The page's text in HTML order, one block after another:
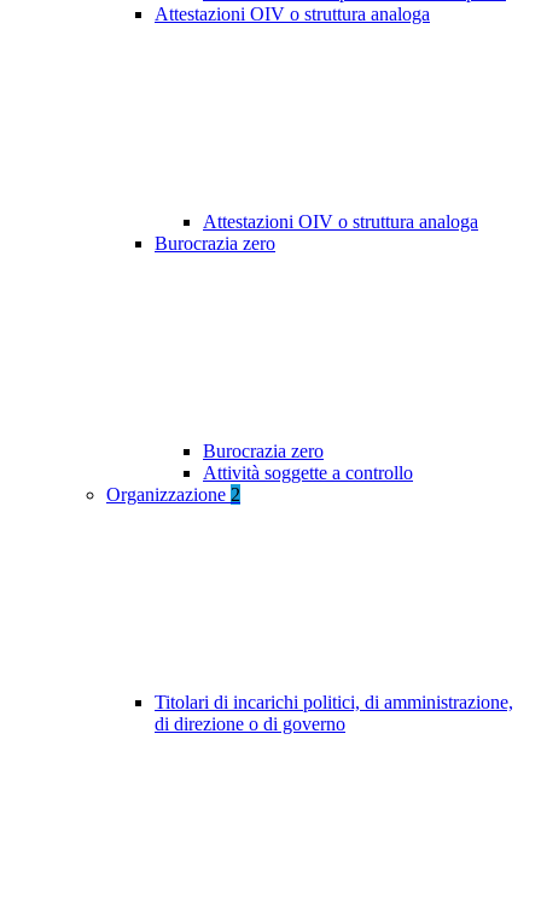
Attestazioni OIV o struttura analoga
Attestazioni OIV o struttura analoga
Burocrazia zero
Burocrazia zero
Attività soggette a controllo
Organizzazione 2
Titolari di incarichi politici, di amministrazione,
di direzione o di governo